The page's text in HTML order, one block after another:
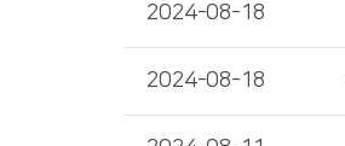
2024-08-18
2024-08-18